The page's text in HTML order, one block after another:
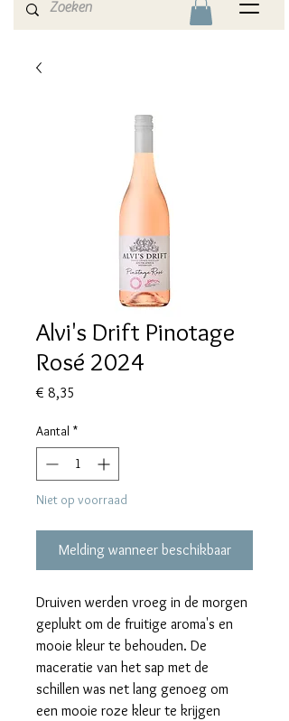
Alvi's Drift Pinotage
Rosé 2024
€ 8,35
Aantal *
Niet op voorraad
Melding wanneer beschikbaar
Druiven werden vroeg in de morgen
geplukt om de fruitige aroma's en
mooie kleur te behouden. De
maceratie van het sap met de
schillen was net lang genoeg om
een mooie roze kleur te krijgen